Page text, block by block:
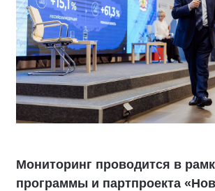
Мониторинг проводится в
программы и партпроекта